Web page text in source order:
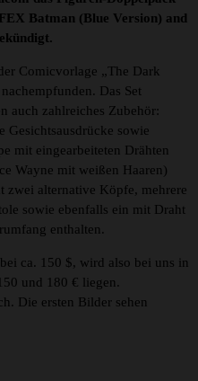
Batman (Blue Version) and
Comicvorlage „The Dark
Das Set
auch zahlreiches Zubehör:
Gesichtsausdrücke sowie
mit eingearbeiteten Drähten
Wayne mit weißen Haaren)
zwei alternative Köpfe, mehrere
sowie ebenfalls ein mit Draht
enthalten.
ca. 150 $, wird also bei uns in
und 180 € liegen.
Die ersten Bilder sehen